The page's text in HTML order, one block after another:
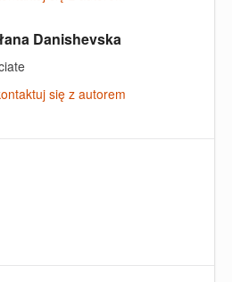
Danishevska
się z autorem